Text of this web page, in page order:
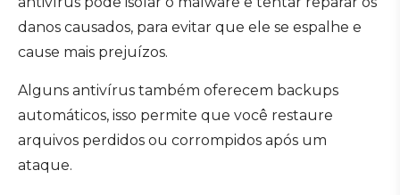
danos causados, para evitar que ele se espalhe e
cause mais prejuízos.
Alguns antivírus também oferecem backups
automáticos, isso permite que você restaure
arquivos perdidos ou corrompidos após um
ataque.